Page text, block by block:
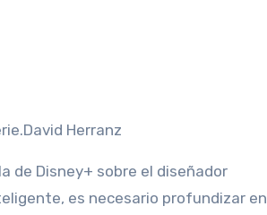
David Herranz
de Disney+ sobre el diseñador
es necesario profundizar en